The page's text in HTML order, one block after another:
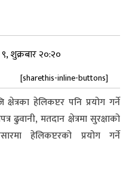
शुक्रबार २०:२०
[sharethis-inline-buttons]
हेलिकप्टर पनि प्रयोग गर्ने
ढुवानी, मतदान क्षेत्रमा सुरक्षाको
हेलिकप्टरको प्रयोग गर्ने